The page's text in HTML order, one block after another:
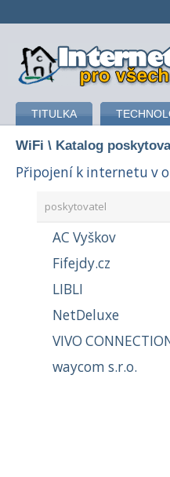
připojení k
TITULKA
WiFi \ Katalog
Připojení k internetu v
poskytovatel
AC Vyškov
Fifejdy.cz
LIBLI
NetDeluxe
VIVO
waycom s.r.o.